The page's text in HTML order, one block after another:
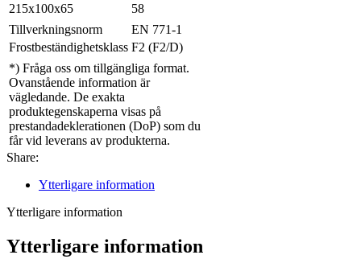
215x100x65
58
Tillverkningsnorm
EN 771-1
Frostbeständighetsklass F2 (F2/D)
*) Fråga oss om tillgängliga format.
Ovanstående information är
vägledande. De exakta
produktegenskaperna visas på
prestandadeklerationen (DoP) som du
får vid leverans av produkterna.
Share:
Ytterligare information
Ytterligare information
Ytterligare information